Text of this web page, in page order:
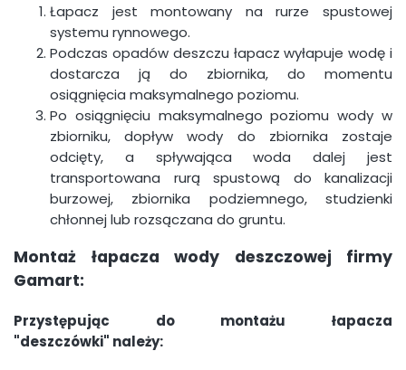
Łapacz jest montowany na rurze spustowej
systemu rynnowego.
Podczas opadów deszczu łapacz wyłapuje wodę i
dostarcza ją do zbiornika, do momentu
osiągnięcia maksymalnego poziomu.
Po osiągnięciu maksymalnego poziomu wody w
zbiorniku, dopływ wody do zbiornika zostaje
odcięty, a spływająca woda dalej jest
transportowana rurą spustową do kanalizacji
burzowej, zbiornika podziemnego, studzienki
chłonnej lub rozsączana do gruntu.
Montaż łapacza wody deszczowej firmy
Gamart:
Przystępując do montażu łapacza
"deszczówki" należy: